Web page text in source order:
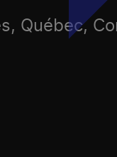
Québec,